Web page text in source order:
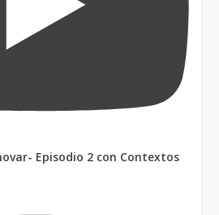
Episodio 2 con Contextos